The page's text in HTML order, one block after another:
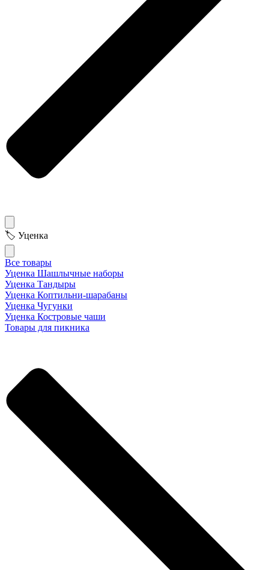
🏷 Уценка
Все товары
Уценка Шашлычные наборы
Уценка Тандыры
Уценка Коптильни-шарабаны
Уценка Чугунки
Уценка Костровые чаши
Товары для пикника